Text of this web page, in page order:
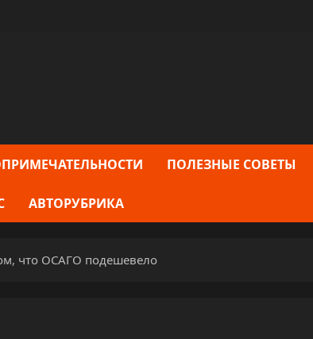
ПОЛЕЗНЫЕ СОВЕТЫ
АВТОРУБРИКА
что ОСАГО подешевело